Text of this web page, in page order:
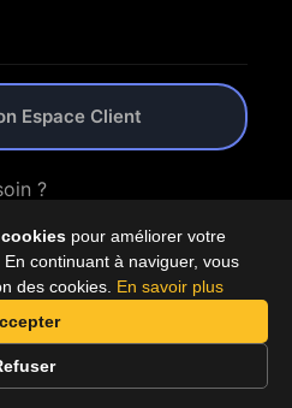
pour améliorer votre
continuant à naviguer, vous
des cookies. En savoir plus
Espace Client
?
Contacter
droits réservés.